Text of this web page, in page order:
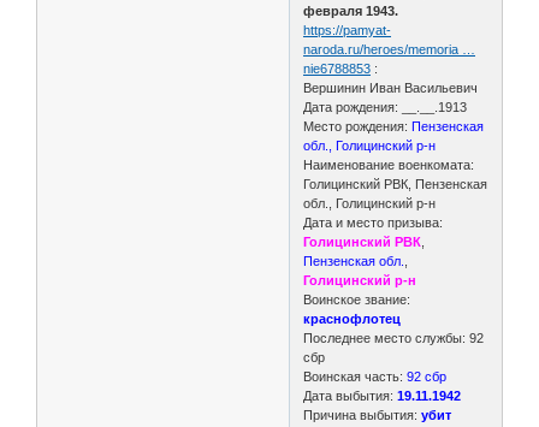
февраля 1943.
https://pamyat-
naroda.ru/heroes/memoria …
nie6788853 :
Вершинин Иван Васильевич
Дата рождения: __.__.1913
Место рождения: Пензенская
обл., Голицинский р-н
Наименование военкомата:
Голицинский РВК, Пензенская
обл., Голицинский р-н
Дата и место призыва:
Голицинский РВК
Пензенская обл.
Голицинский р-н
Воинское звание:
краснофлотец
Последнее место службы: 92
сбр
Воинская часть:92 сбр
Дата выбытия:19.11.1942
Причина выбытия:убит